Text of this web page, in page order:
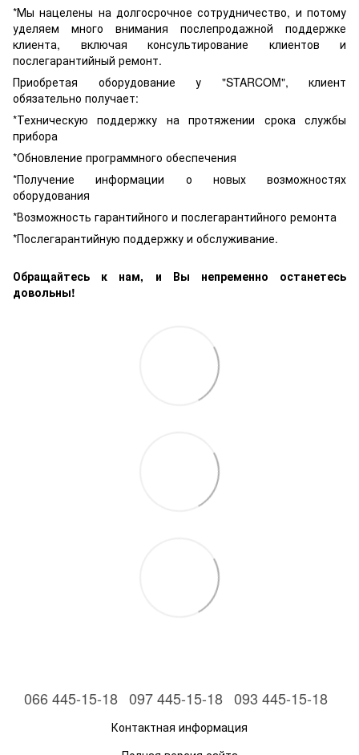
*Мы нацелены на долгосрочное сотрудничество, и потому
уделяем много внимания послепродажной поддержке
клиента, включая консультирование клиентов и
послегарантийный ремонт.
Приобретая оборудование у "STARCOM", клиент
обязательно получает:
*Техническую поддержку на протяжении срока службы
прибора
*Обновление программного обеспечения
*Получение информации о новых возможностях
оборудования
*Возможность гарантийного и послегарантийного ремонта
*Послегарантийную поддержку и обслуживание.
Обращайтесь к нам, и Вы непременно останетесь
довольны!
066 445-15-18 097 445-15-18 093 445-15-18
Контактная информация